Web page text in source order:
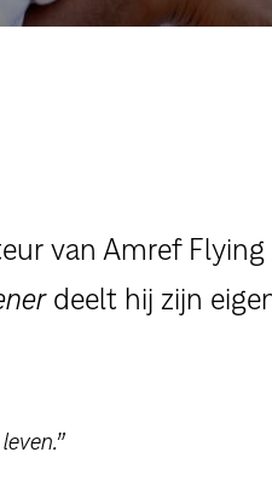
contact
van Amref
deelt hij zijn